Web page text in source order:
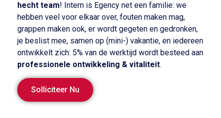
hecht team! Intern is Egency net een familie: we
hebben veel voor elkaar over, fouten maken mag,
grappen maken ook, er wordt gegeten en gedronken,
je beslist mee, samen op (mini-) vakantie, en iedereen
ontwikkelt zich: 5% van de werktijd wordt besteed aan
professionele ontwikkeling & vitaliteit.
Solliciteer Nu